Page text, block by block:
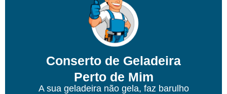
Conserto de Geladeira
Perto de Mim
A sua geladeira não gela, faz barulho